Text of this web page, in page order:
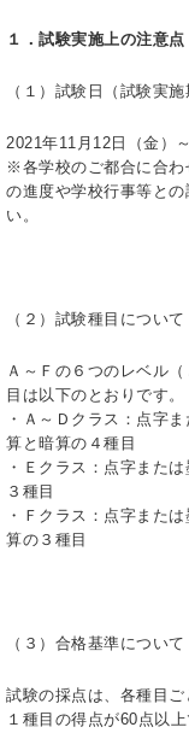
１．試験実施上の注意点
（１）試験日（試験実
2021年11月12日（金）
※各学校のご都合に合わ
の進度や学校行事等と
い。
（２）試験種目について
Ａ～Ｆの６つのレベル
目は以下のとおりです。
・Ａ～Ｄクラス：点字
算と暗算の４種目
・Ｅクラス：点字また
３種目
・Ｆクラス：点字また
算の３種目
（３）合格基準について
試験の採点は、各種目ご
１種目の得点が60点以